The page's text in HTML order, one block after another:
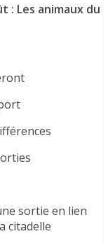
: Les animaux du
sortie en lien
citadelle